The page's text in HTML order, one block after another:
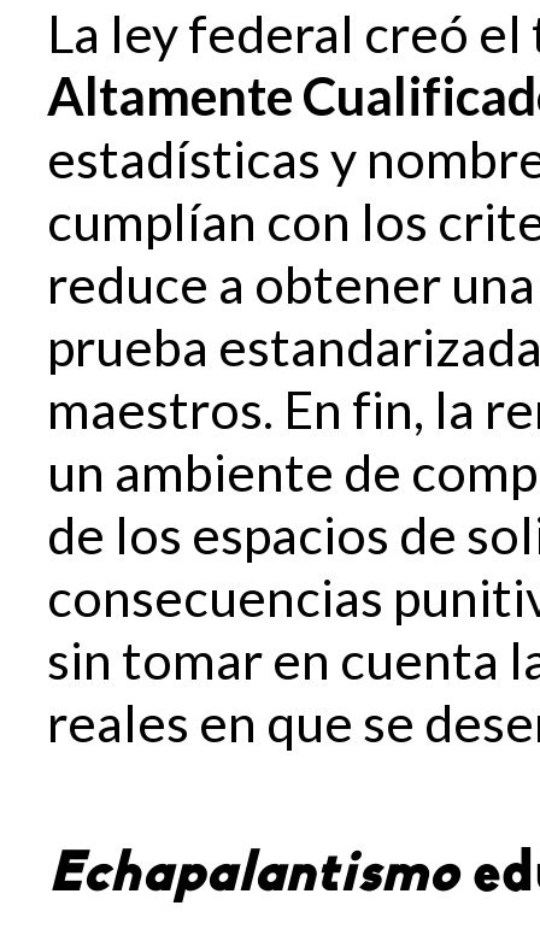
La ley federal creó
Altamente
estadísticas y
cumplían con los
reduce a obtener
prueba
maestros. En fin, la
un ambiente de
de los espacios de
consecuencias
sin tomar en cuenta
reales en que se
Echapalantismo